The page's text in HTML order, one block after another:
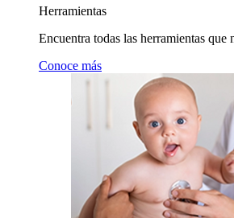
Herramientas
Encuentra todas las herramientas que
Conoce más